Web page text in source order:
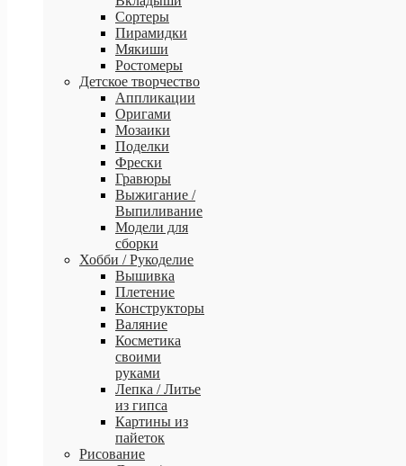
Сортеры
Пирамидки
Мякиши
Ростомеры
Детское творчество
Аппликации
Оригами
Мозаики
Поделки
Фрески
Гравюры
Выжигание /
Выпиливание
Модели для
сборки
Хобби / Рукоделие
Вышивка
Плетение
Конструкторы
Валяние
Косметика
своими
руками
Лепка / Литье
из гипса
Картины из
пайеток
Рисование